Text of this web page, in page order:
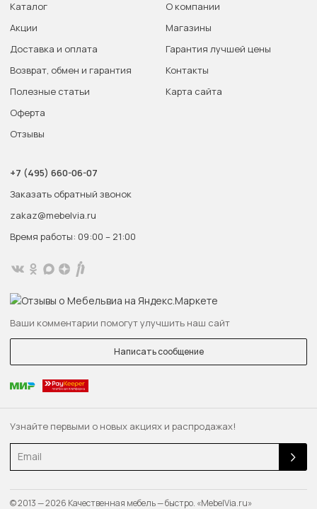
Узнайте первыми о новых акциях и распродажах!
Email
Каталог
Акции
Доставка и оплата
Возврат, обмен и гарантия
Полезные статьи
Оферта
Отзывы
О компании
Магазины
Гарантия лучшей цены
Контакты
Карта сайта
+7 (495) 660-06-07
Заказать обратный звонок
zakaz@mebelvia.ru
Время работы: 09:00 – 21:00
Ваши комментарии помогут улучшить наш сайт
Написать сообщение
© 2013 — 2026 Качественная мебель — быстро. «MebelVia.ru»